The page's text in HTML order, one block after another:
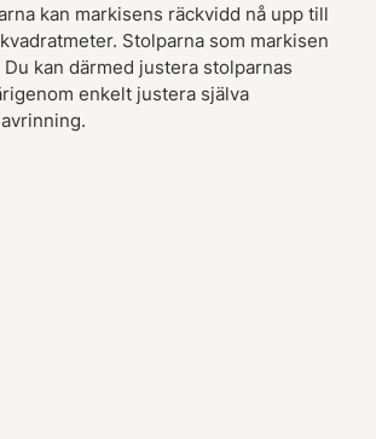
kan markisens räckvidd nå upp till
Stolparna som markisen
kan därmed justera stolparnas
enkelt justera själva